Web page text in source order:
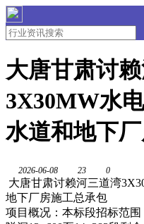
大唐甘肃讨
3X30MW水
水道和地下
2026-06-08 23 0
大唐甘肃讨赖河三道湾
地下厂房施工总承包
项目概况：本标段招标范